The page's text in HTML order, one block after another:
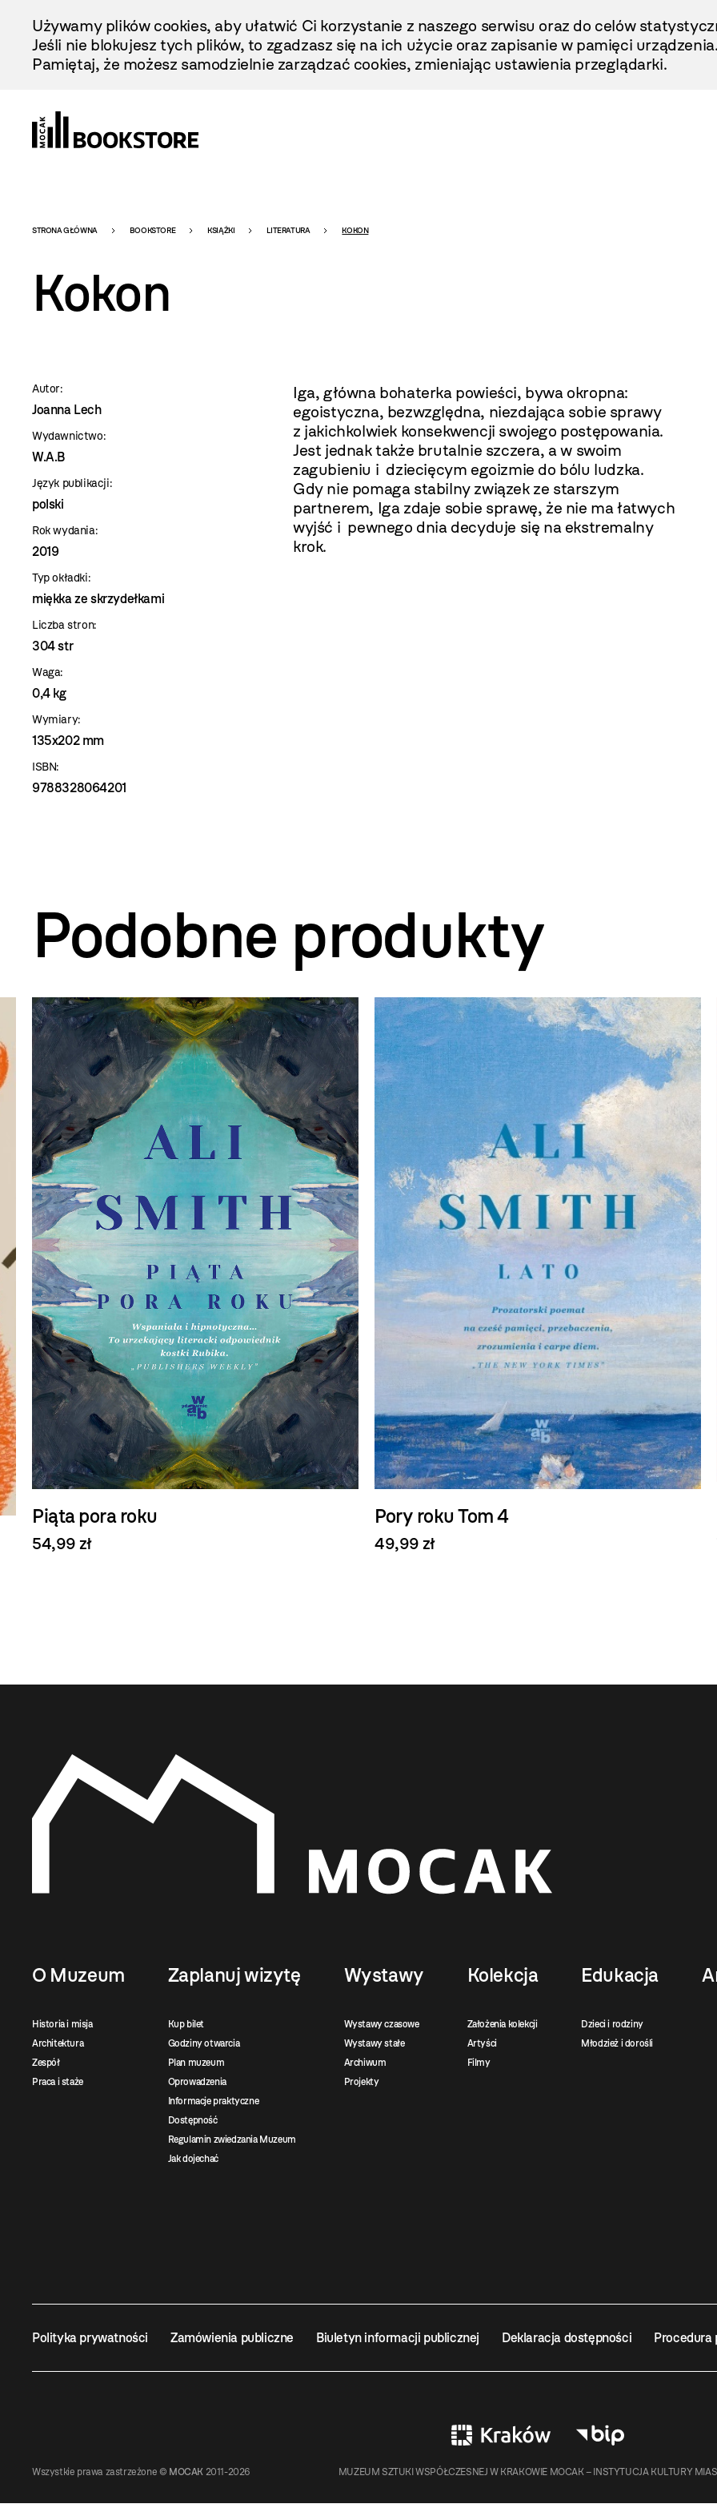
Treści
Używamy plików cookies, aby ułatwić Ci korzystanie z naszego serwisu oraz do celów
Jeśli nie blokujesz tych plików, to zgadzasz się na ich użycie oraz zapisanie w pamięci urządzenia.
Pamiętaj, że możesz samodzielnie zarządzać cookies, zmieniając ustawienia przeglądarki.
Bookstore
-
szablon
szczegóły
STRONA GŁÓWNA BOOKSTORE KSIĄŻKI LITERATURA KOKON
Kokon
Autor:
Joanna Lech
Wydawnictwo:
W.A.B
Język publikacji:
polski
Rok wydania:
2019
Typ okładki:
miękka ze skrzydełkami
Liczba stron:
304 str
Waga:
0,4 kg
Wymiary:
135x202 mm
ISBN:
9788328064201
Iga, główna bohaterka powieści, bywa okropna:
egoistyczna, bezwzględna, niezdająca sobie sprawy
z jakichkolwiek konsekwencji swojego postępowania.
Jest jednak także brutalnie szczera, a w swoim
zagubieniu i dziecięcym egoizmie do bólu ludzka.
Gdy nie pomaga stabilny związek ze starszym
partnerem, Iga zdaje sobie sprawę, że nie ma łatwych
wyjść i pewnego dnia decyduje się na ekstremalny
krok.
Podobne produkty
Piąta pora roku
54,99 zł
Pory roku Tom 4
49,99 zł
O Muzeum
Historia i misja
Architektura
Zespół
Praca i staże
Zaplanuj wizytę
Kup bilet
Godziny otwarcia
Plan muzeum
Oprowadzenia
Informacje praktyczne
Dostępność
Regulamin zwiedzania Muzeum
Jak dojechać
Wystawy
Wystawy czasowe
Wystawy stałe
Archiwum
Projekty
Kolekcja
Założenia kolekcji
Artyści
Filmy
Edukacja
Dzieci i rodziny
Młodzież i dorośli
Polityka prywatności Zamówienia publiczne Biuletyn informacji publicznej Deklaracja dostępności Procedura
Wszystkie prawa zastrzeżone © MOCAK 2011-2026 MUZEUM SZTUKI WSPÓŁCZESNEJ W KRAKOWIE MOCAK – INSTYTUCJA KULTURY